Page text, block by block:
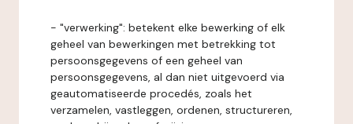
- "verwerking": betekent elke bewerking of elk
geheel van bewerkingen met betrekking tot
persoonsgegevens of een geheel van
persoonsgegevens, al dan niet uitgevoerd via
geautomatiseerde procedés, zoals het
verzamelen, vastleggen, ordenen, structureren,